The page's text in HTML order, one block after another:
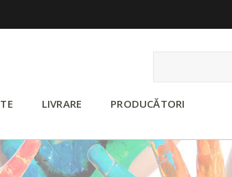
LIVRARE PRODUCĂTORI